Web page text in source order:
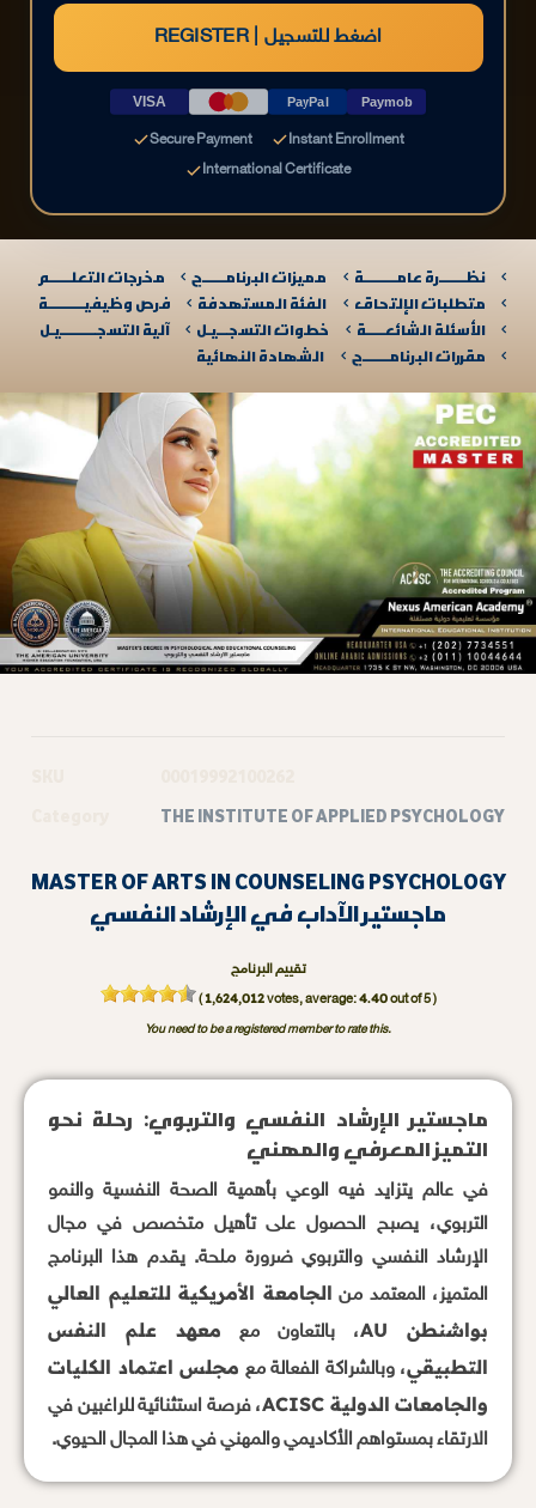
REGISTER | اضغط للتسجيل
VISA PayPal Paymob
Secure Payment
Instant Enrollment
International Certificate
نظـــــــرة عامـــــــــة مميزات البرنامــــــج
مخرجات التعلــــــم
متطلبات الإلتحاق
الفئة المستهدفة
فرص وظيفيــــــــــة
الأسئلة الشائعـــــة
خطوات التسجـــيـل
آلية التسجــــــــــيـل​
مقررات البرنامـــــــج
الشهادة النهائية
THE INSTITUTE OF APPLIED PSYCHOLOGY
MASTER OF ARTS IN COUNSELING PSYCHOLOGY
ماجستير الآداب في الإرشاد النفسي
تقييم البرنامج
(1,624,012votes, average:4.40out of 5 )
You need to be a registered member to rate this.
ماجستير الإرشاد النفسي والتربوي: رحلة نحو
التميز المعرفي والمهني
في عالم يتزايد فيه الوعي بأهمية الصحة النفسية والنمو
التربوي، يصبح الحصول على تأهيل متخصص في مجال
الإرشاد النفسي والتربوي ضرورة ملحة. يقدم هذا البرنامج
المتميز، المعتمد من الجامعة الأمريكية للتعليم العالي
بواشنطن AU
، بالتعاون مع معهد علم النفس
التطبيقي، وبالشراكة الفعالة مع مجلس اعتماد الكليات
والجامعات الدولية ACISC
، فرصة استثنائية للراغبين في
الارتقاء بمستواهم الأكاديمي والمهني في هذا المجال الحيوي.